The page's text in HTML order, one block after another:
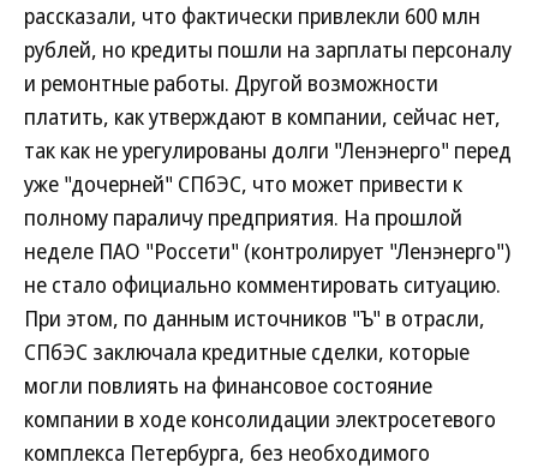
рассказали, что фактически привлекли 600 млн
рублей, но кредиты пошли на зарплаты персоналу
и ремонтные работы. Другой возможности
платить, как утверждают в компании, сейчас нет,
так как не урегулированы долги "Ленэнерго" перед
уже "дочерней" СПбЭС, что может привести к
полному параличу предприятия. На прошлой
неделе ПАО "Россети" (контролирует "Ленэнерго")
не стало официально комментировать ситуацию.
При этом, по данным источников "Ъ" в отрасли,
СПбЭС заключала кредитные сделки, которые
могли повлиять на финансовое состояние
компании в ходе консолидации электросетевого
комплекса Петербурга, без необходимого